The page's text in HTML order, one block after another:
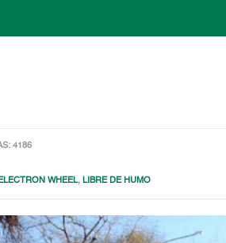
4186
ELECTRON WHEEL, LIBRE DE HUMO